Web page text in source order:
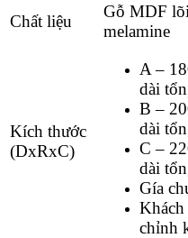
Chất liệu
Gỗ MDF
melamine
Kích thước
(DxRxC)
A –
dài
B –
dài
C –
dài
Gía
Khách
chỉnh